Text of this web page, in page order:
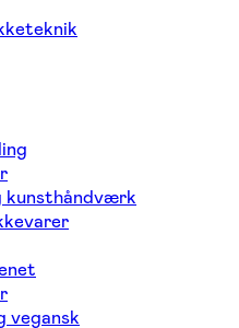
kunsthåndværk
vegansk